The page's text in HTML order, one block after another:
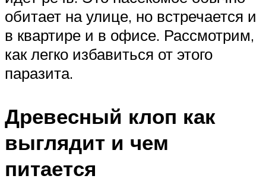
обитает на улице, но встречается и
в квартире и в офисе. Рассмотрим,
как легко избавиться от этого
паразита.
Древесный клоп как
выглядит и чем
питается